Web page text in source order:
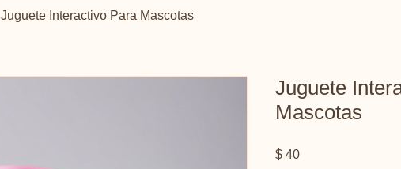
Juguete Interactivo Para Mascotas
Juguete
Mascotas
$ 40Precio